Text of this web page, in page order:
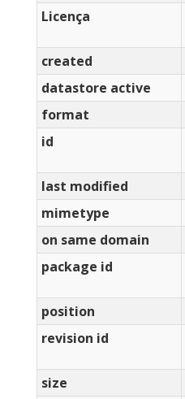
Licença
created
datastore active
format
id
last modified
mimetype
on same domain
package id
position
revision id
size